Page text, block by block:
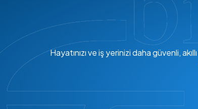
Hayatınızı ve iş yerinizi daha güvenli,